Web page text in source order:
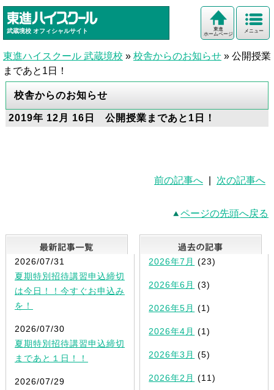
武蔵境校 オフィシャルサイト メニュー
東進
ホームページ
東進ハイスクール 武蔵境校 » 校舎からのお知らせ » 公開授業
まであと1日！
校舎からのお知らせ
2019年 12月 16日 公開授業まであと1日！
前の記事へ 次の記事へ
ページの先頭へ戻る
最新記事一覧
2026/07/31
夏期特別招待講習申込締切
は今日！！今すぐお申込み
を！
2026/07/30
夏期特別招待講習申込締切
まであと１日！！
2026/07/29
2026年7月 (23)
2026年6月 (3)
2026年5月 (1)
2026年4月 (1)
2026年3月 (5)
2026年2月 (11)